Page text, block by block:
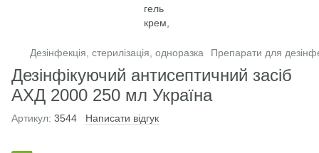
Дезінфекція, стерилізація, одноразка Препарати для
Дезінфікуючий антисептичний засіб
АХД 2000 250 мл Україна
Артикул: 3544 Написати відгук